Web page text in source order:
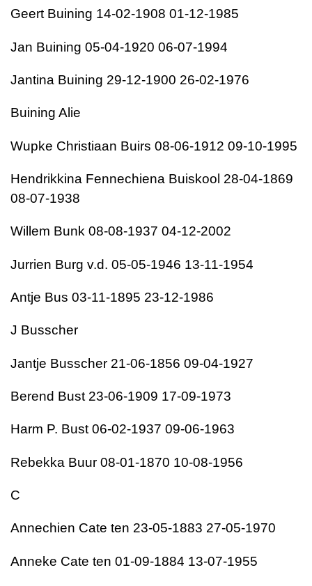
Geert Buining 14-02-1908 01-12-1985
Jan Buining 05-04-1920 06-07-1994
Jantina Buining 29-12-1900 26-02-1976
Buining Alie
Wupke Christiaan Buirs 08-06-1912 09-10-1995
Hendrikkina Fennechiena Buiskool 28-04-1869
08-07-1938
Willem Bunk 08-08-1937 04-12-2002
Jurrien Burg v.d. 05-05-1946 13-11-1954
Antje Bus 03-11-1895 23-12-1986
J Busscher
Jantje Busscher 21-06-1856 09-04-1927
Berend Bust 23-06-1909 17-09-1973
Harm P. Bust 06-02-1937 09-06-1963
Rebekka Buur 08-01-1870 10-08-1956
C
Annechien Cate ten 23-05-1883 27-05-1970
Anneke Cate ten 01-09-1884 13-07-1955